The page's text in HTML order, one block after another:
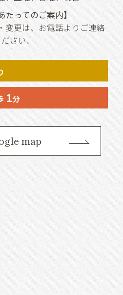
たってのご案内】
変更は、お電話よりご連絡
さい。
1分
map